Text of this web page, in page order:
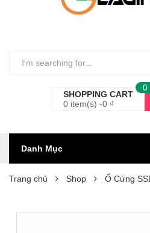
SHOPPING CART
0 item(s) -0 ₫
0
Danh Mục
Trang chủ Shop Ổ Cứng